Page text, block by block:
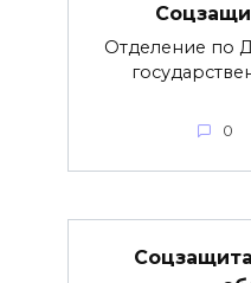
Отделение по
0